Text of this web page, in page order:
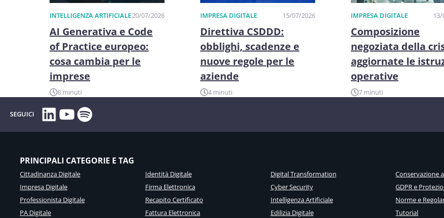
INTELLIGENZA ARTIFICIALE20/07/2026
AI Generativa e Code
of Practice europeo:
cosa cambia per le
imprese
8 minuti
IMPRESA DIGITALE 15/07/2026
Direttiva CSDDD:
obblighi, scadenze e
nuove regole per le
aziende
4 minuti
IMPRESA DIGITALE
Composizione
negoziata della
aggiornate le
operative
7 minuti
SEGUICI LinkedIn
YouTube
Spotify
PRINCIPALI CATEGORIE E TAG
Cittadinanza Digitale
Impresa Digitale
Professionista Digitale
PA Digitale
Identità Digitale
Firma Elettronica
Recapito Certificato
Fattura Elettronica
Digital Transformation
Cyber Security
Intelligenza Artificiale
Edilizia Digitale
Conservazione
GDPR e
Norme e
Tutorial